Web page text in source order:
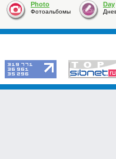
Photo
Фотоальбомы
Day